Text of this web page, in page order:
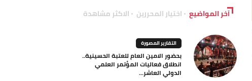
آخر المواضيع اختيار المحررين الاكثر مشاهدة
التقارير المصورة
بحضور الامين العام للعتبة الحسينية..
انطلاق فعاليات المؤتمر العلمي
الدولي العاشر...